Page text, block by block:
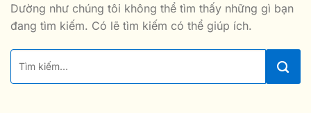
Dường như chúng tôi không thể tìm thấy những gì bạn
đang tìm kiếm. Có lẽ tìm kiếm có thể giúp ích.